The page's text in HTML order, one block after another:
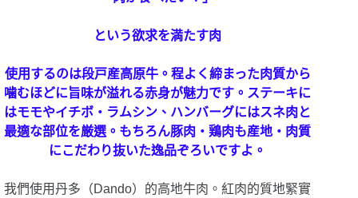
という欲求を満たす肉
使用するのは段戸産高原牛。程よく締まった肉質から
噛むほどに旨味が溢れる赤身が魅力です。ステーキに
はモモやイチボ・ラムシン、ハンバーグにはスネ肉と
最適な部位を厳選。もちろん豚肉・鶏肉も産地・肉質
にこだわり抜いた逸品ぞろいですよ。
我們使用丹多（Dando）的高地牛肉。紅肉的質地緊實